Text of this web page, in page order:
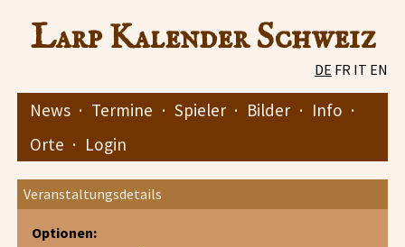
Larp Kalender Schweiz
DE FR IT EN
News · Termine · Spieler · Bilder · Info ·
Orte · Login
Veranstaltungsdetails
Optionen: